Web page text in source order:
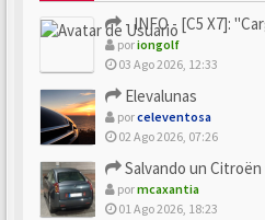
- INFO - [C5 X7]:
poriongolf
03 Ago 2026, 12:33
Elevalunas
porceleventosa
02 Ago 2026, 07:26
Salvando un Citroën C5 del
pormcaxantia
01 Ago 2026, 18:23